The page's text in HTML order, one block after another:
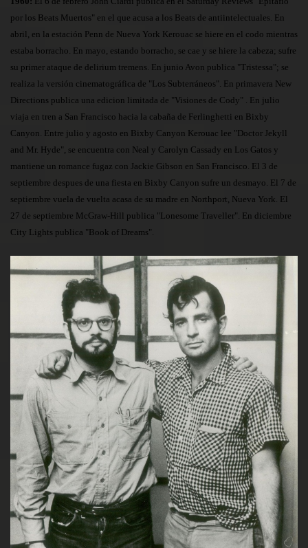
por los Beats Muertos" en el que acusa a los Beats de antiintelectuales. En
abril, en la estación Penn de Nueva York Kerouac se hiere en el codo mientras
estaba borracho. En mayo, estando borracho, se cae y se hiere la cabeza; sufre
su primer ataque de delirium tremens. En junio Avon publica "Tristessa"; se
realiza la versión cinematográfica de "Los Subterráneos". En primavera New
Directions publica una edicion limitada de "Visiones de Cody" . En julio
viaja en tren a San Francisco hacia la cabaña de Ferlinghetti en Bixby
Canyon. Entre julio y agosto en Bixby Canyon Kerouac lee "Doctor Jekyll
and Mr. Hyde", se encuentra con Neal y Carolyn Cassady en Los Gatos y
mantiene un romance fugaz con Jackie Gibson en San Francisco. El 3 de
septiembre despues de una fiesta en Bixby Canyon sufre un desmayo. El 7 de
septiembre vuela de vuelta acasa de su madre en Northport, Nueva York. El
27 de septiembre McGraw-Hill publica "Lonesome Traveller". En diciembre
City Lights publica "Book of Dreams".